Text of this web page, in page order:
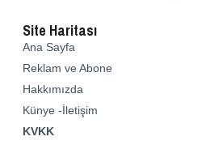
Site Haritası
Ana Sayfa
Reklam ve Abone
Hakkımızda
Künye -İletişim
KVKK